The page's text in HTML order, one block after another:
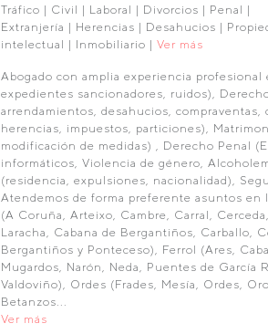
Tráfico | Civil | Laboral | Divorcios | Penal |
Extranjería | Herencias | Desahucios |
intelectual | Inmobiliario | Ver más
Abogado con amplia experiencia
expedientes sancionadores, ruidos),
arrendamientos, desahucios,
herencias, impuestos, particiones),
modificación de medidas) , Derecho Penal
informáticos, Violencia de género,
(residencia, expulsiones, nacionalidad),
Atendemos de forma preferente asuntos en
(A Coruña, Arteixo, Cambre, Carral,
Laracha, Cabana de Bergantiños, Carballo,
Bergantiños y Ponteceso), Ferrol (Ares,
Mugardos, Narón, Neda, Puentes de García
Valdoviño), Ordes (Frades, Mesía, Ordes,
Betanzos...
Ver más